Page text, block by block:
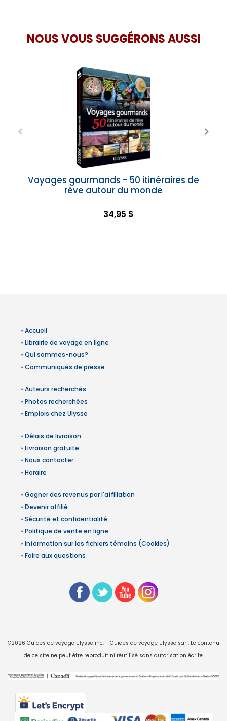
NOUS VOUS SUGGÉRONS AUSSI
Voyages gourmands - 50 itinéraires de
rêve autour du monde
34,95 $
» Accueil
» Librairie de voyage en ligne
» Qui sommes-nous?
» Communiqués de presse
» Auteurs recherchés
» Photos recherchées
» Emplois chez Ulysse
» Délais de livraison
» Livraison gratuite
» Nous contacter
» Horaire
» Gagner des revenus par l'affiliation
» Devenir affilié
» Sécurité et confidentialité
» Politique de vente en ligne
» Information sur les fichiers témoins (Cookies)
» Foire aux questions
©2026 Guides de voyage Ulysse inc. - Guides de voyage Ulysse sarl. Le contenu
de ce site ne peut être reproduit ni réutilisé sans autorisation écrite.